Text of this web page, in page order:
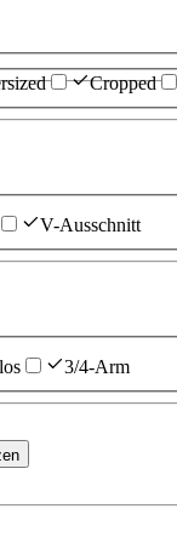
Cropped
V-Ausschnitt
3/4-Arm